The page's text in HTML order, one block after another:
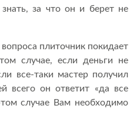
за что он и берет не
плиточник покидает
случае, если деньги не
все-таки мастер получил
всего он ответит «да все
случае Вам необходимо